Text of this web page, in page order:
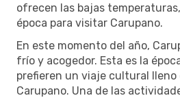
ofrecen las bajas
época para visitar Carupano.
En este momento del año,
frío y acogedor. Esta es la
prefieren un viaje cultural lleno
Carupano. Una de las